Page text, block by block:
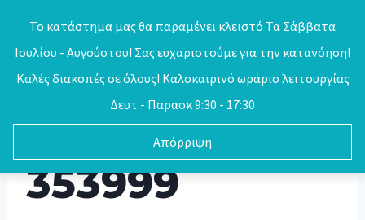
Το κατάστημα μας θα παραμένει κλειστό Τα Σάββατα
Ιουλίου - Αυγούστου! Σας ευχαριστούμε για την κατανόηση!
Καλές διακοπές σε όλους! Καλοκαιρινό ωράριο λειτουργίας
Δευτ - Παρασκ 9:30 - 17:30
Απόρριψη
0
353999